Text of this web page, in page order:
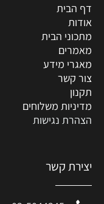
דף הבית
אודות
מתכוני הבית
מאמרים
מאגרי מידע
צור קשר
תקנון
מדיניות משלוחים
הצהרת נגישות
יצירת קשר